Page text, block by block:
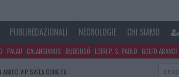
PUBLIREDAZIONALI NECROLOGIE CHI SIAMO
PALAU CALANGIANUS BUDDUSÒ LOIRI P. S. PAOLO GOLFO ARANCI
AMICO VIP SVELA COME FA